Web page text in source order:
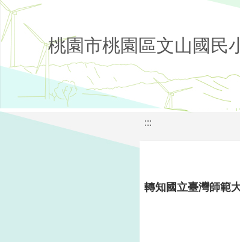
桃園市桃園區文山國民
:::
轉知國立臺灣師範